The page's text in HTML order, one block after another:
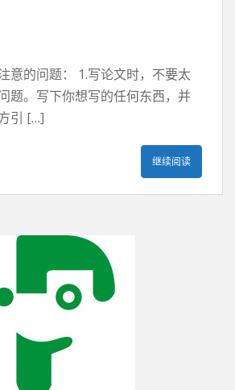
意的问题： 1.写论文时，不要太
题。写下你想写的任何东西，并
引 […]
继续阅读